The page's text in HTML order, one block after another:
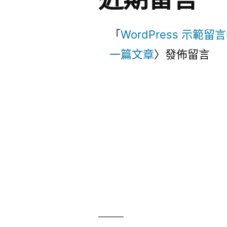
「WordPress 示範留
一篇文章〉發佈留言